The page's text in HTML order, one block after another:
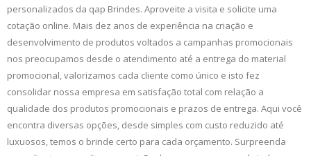
personalizados da qap Brindes. Aproveite a visita e solicite uma
cotação online. Mais dez anos de experiência na criação e
desenvolvimento de produtos voltados a campanhas promocionais
nos preocupamos desde o atendimento até a entrega do material
promocional, valorizamos cada cliente como único e isto fez
consolidar nossa empresa em satisfação total com relação a
qualidade dos produtos promocionais e prazos de entrega. Aqui você
encontra diversas opções, desde simples com custo reduzido até
luxuosos, temos o brinde certo para cada orçamento. Surpreenda